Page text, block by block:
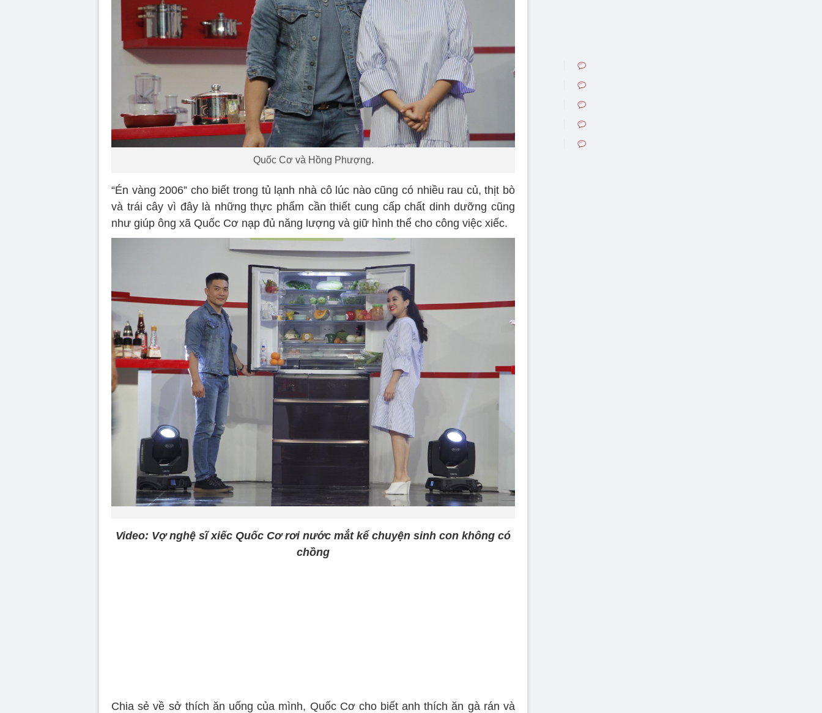
Quốc Cơ và Hồng Phượng.
“Én vàng 2006” cho biết trong tủ lạnh nhà cô lúc nào cũng có nhiều rau củ, thịt bò
và trái cây vì đây là những thực phẩm cần thiết cung cấp chất dinh dưỡng cũng
như giúp ông xã Quốc Cơ nạp đủ năng lượng và giữ hình thể cho công việc xiếc.
Video: Vợ nghệ sĩ xiếc Quốc Cơ rơi nước mắt kể chuyện sinh con không có
chồng
Chia sẻ về sở thích ăn uống của mình, Quốc Cơ cho biết anh thích ăn gà rán và